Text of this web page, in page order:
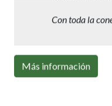
más brillantes....